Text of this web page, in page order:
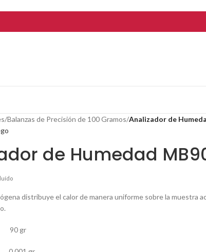
/Balanzas de Precisión de 100 Gramos/Analizador de
de Humedad
distribuye el calor de manera uniforme sobre la muestra
90 gr